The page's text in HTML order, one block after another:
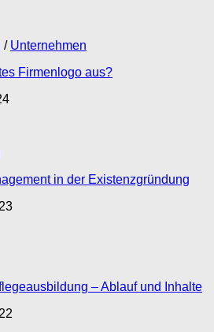
/ Unternehmen
Firmenlogo aus?
in der Existenzgründung
– Ablauf und Inhalte